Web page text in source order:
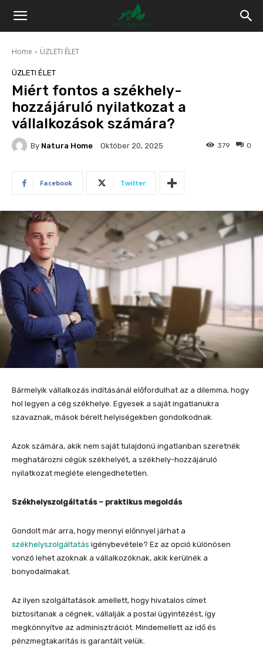
Home ÜZLETI ÉLET
ÜZLETI ÉLET
Miért fontos a székhely-
hozzájáruló nyilatkozat a
vállalkozások számára?
By Natura Home Október 20, 2025 0
379
Facebook Twitter
Bármelyik vállalkozás indításánál előfordulhat az a dilemma, hogy
hol legyen a cég székhelye. Egyesek a saját ingatlanukra
szavaznak, mások bérelt helyiségekben gondolkodnak.
Azok számára, akik nem saját tulajdonú ingatlanban szeretnék
meghatározni cégük székhelyét, a székhely-hozzájáruló
nyilatkozat megléte elengedhetetlen.
Székhelyszolgáltatás – praktikus megoldás
Gondolt már arra, hogy mennyi előnnyel járhat a
székhelyszolgáltatás igénybevétele? Ez az opció különösen
vonzó lehet azoknak a vállalkozóknak, akik kerülnék a
bonyodalmakat.
Az ilyen szolgáltatások amellett, hogy hivatalos címet
biztosítanak a cégnek, vállalják a postai ügyintézést, így
megkönnyítve az adminisztrációt. Mindemellett az idő és
pénzmegtakarítás is garantált velük.